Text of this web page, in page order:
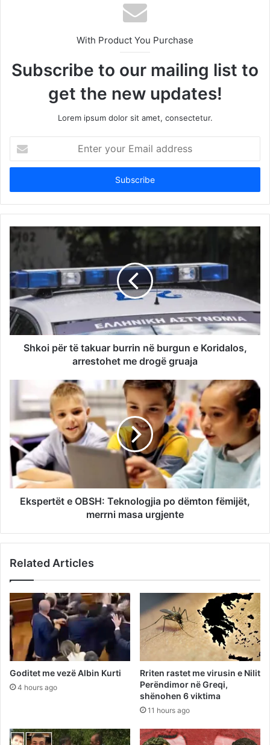
With Product You Purchase
Subscribe to our mailing list to
get the new updates!
Lorem ipsum dolor sit amet, consectetur.
your
Email
Shkoi për të takuar burrin në burgun e Koridalos,
arrestohet me drοgë gruaja
Ekspertët e OBSH: Teknologjia po dëmton fëmijët,
merrni masa urgjente
Related Articles
Goditet me vezë Albin Kurti
4 hours ago
Rriten rastet me virusin e Nilit
Perëndimor në Greqi,
shënohen 6 viktima
11 hours ago